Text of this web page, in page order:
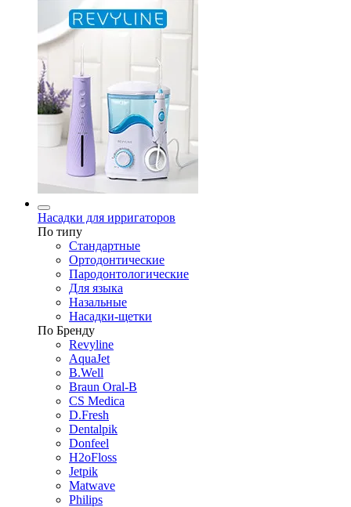
Насадки для ирригаторов
По типу
Стандартные
Ортодонтические
Пародонтологические
Для языка
Назальные
Насадки-щетки
По Бренду
Revyline
AquaJet
B.Well
Braun Oral-B
CS Medica
D.Fresh
Dentalpik
Donfeel
H2oFloss
Jetpik
Matwave
Philips